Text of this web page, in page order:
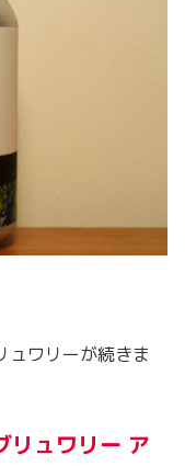
ュワリーが続きま
リュワリー ア